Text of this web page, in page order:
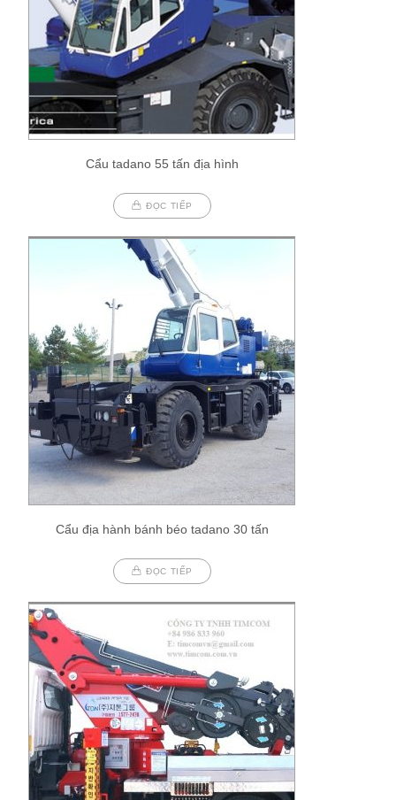
Cẩu tadano 55 tấn địa hình
ĐỌC TIẾP
Cẩu địa hành bánh béo tadano 30 tấn
ĐỌC TIẾP